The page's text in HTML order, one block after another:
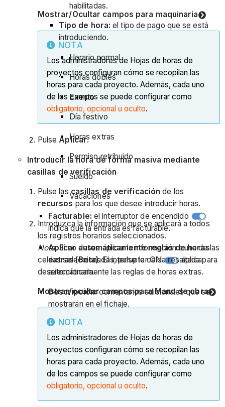
habilitadas.
Tipo de hora: el tipo de pago que se está
introduciendo.
Horario normal
Horas dobles
Exento
Día festivo
Horas extras
Permiso retribuido
Sueldo
Vacaciones
Facturable: el interruptor de encendido
indica que la entrada es facturable.
Aplicar automáticamente reglas de horas
extras (Beta). El interruptor ON
aplica
automáticamente las reglas de horas extras.
Descripción:comentarios adicionales que se
mostrarán en el fichaje.
Mostrar/Ocultar campos para maquinaria
NOTA
Los administradores de Hojas de horas de
proyectos configuran cómo se recopilan las
horas para cada proyecto. Además, cada uno
de los campos se puede configurar como
obligatorio, opcional u oculto.
PulseAplicar.
Introducir la hora de forma masiva mediante
casillas de verificación
Pulse lascasillas de verificación de los
recursos para los que desee introducir horas.
Introduzca la información que se aplicará a todos
los registros horarios seleccionados.
Nota:Si no desea aplicar la información a una de las
celdas seleccionadas, pulse la celda resaltada para
deseleccionarla.
Mostrar/ocultar campos para Mano de obra
NOTA
Los administradores de Hojas de horas de
proyectos configuran cómo se recopilan las
horas para cada proyecto. Además, cada uno
de los campos se puede configurar como
obligatorio, opcional u oculto.